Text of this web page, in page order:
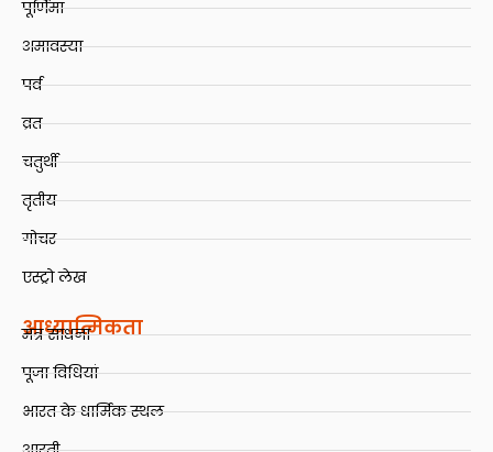
पूर्णिमा
अमावस्या
पर्व
व्रत
चतुर्थी
तृतीय
गोचर
एस्ट्रो लेख
आध्यात्मिकता
मंत्र साधना
पूजा विधियां
भारत के धार्मिक स्थल